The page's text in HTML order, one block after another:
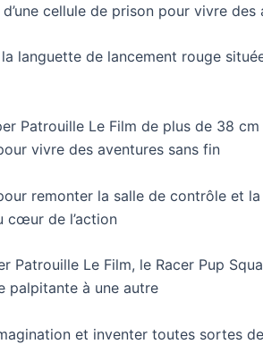
cellule de prison pour vivre des
languette de lancement rouge
Patrouille Le Film de plus de 38
vivre des aventures sans fin
remonter la salle de contrôle et
cœur de l’action
Patrouille Le Film, le Racer Pup
palpitante à une autre
et inventer toutes sortes